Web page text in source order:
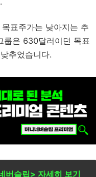
표주가는 낮아지는 추
룹은 630달러이던 목표
추었습니다.
버슬립> 자세히 보기